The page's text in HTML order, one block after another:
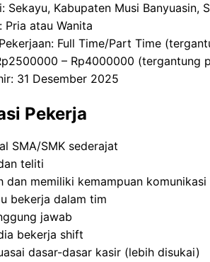
Sekayu, Kabupaten Musi Banyuasin,
Pria atau Wanita
Full Time/Part Time
2500000 – Rp4000000 (tergantung
31 Desember 2025
Pekerja
SMA/SMK sederajat
teliti
dan memiliki kemampuan
bekerja dalam tim
jawab
bekerja shift
dasar-dasar kasir (lebih disukai)